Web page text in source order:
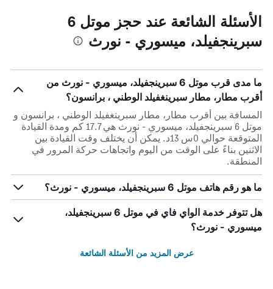
الأسئلة الشائعة عند حجز موتل 6
سبرينجفيلد، ميسوري - نورث
ما مدى قرب موتل 6 سبرينجفيلد، ميسوري - نورث من
أقرب مطار، مطار سبرينغفيلد الوطني ، برانسون؟
المسافة بين أقرب مطار، مطار سبرينغفيلد الوطني ، برانسون و
موتل 6 سبرينجفيلد، ميسوري - نورث هي 17.7 كم ومدة القيادة
المتوقعة حوالي 0س 13د. يمكن أن يختلف وقت القيادة بين
الاثنين بناءً على الوقت من اليوم واتجاهات حركة المرور في
المنطقة.
ما هو رقم هاتف موتل 6 سبرينجفيلد، ميسوري - نورث؟
هل تتوفر خدمة الواي فاي في موتل 6 سبرينجفيلد،
ميسوري - نورث؟
عرض المزيد من الأسئلة الشائعة